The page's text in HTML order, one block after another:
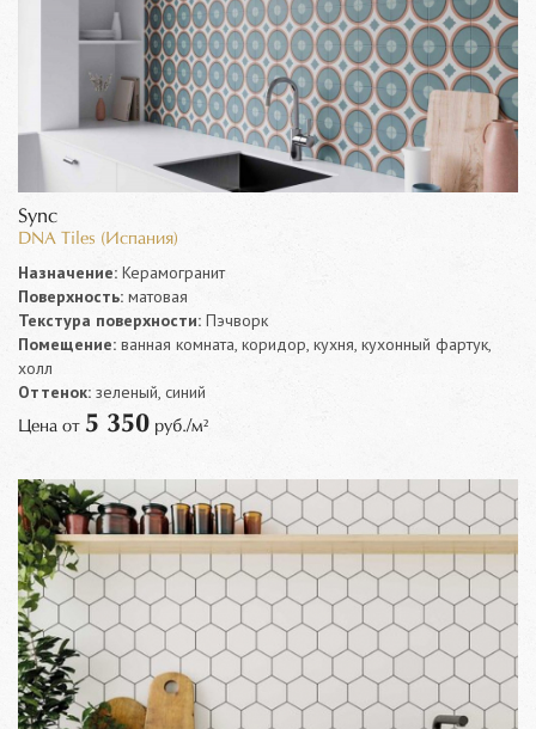
Sync
DNA Tiles (Испания)
Назначение: Керамогранит
Поверхность: матовая
Текстура поверхности: Пэчворк
Помещение: ванная комната, коридор, кухня, кухонный фартук,
холл
Оттенок: зеленый, синий
Цена от 5 350 руб./м²